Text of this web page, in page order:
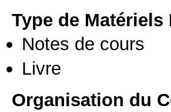
Type de Matériels
Notes de cours
Livre
Organisation du